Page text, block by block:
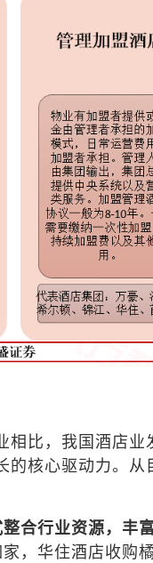
相比，我国酒店
核心驱动力。从
合行业资源，丰
，华住酒店收购